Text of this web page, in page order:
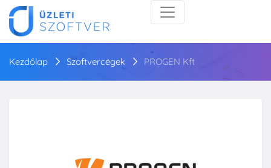
Kezdőlap Szoftvercégek PROGEN Kft